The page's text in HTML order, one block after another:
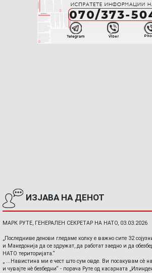
ИЗЈАВА НА ДЕНОТ
МАРК РУТЕ, ГЕНЕРАЛЕН СЕКРЕТАР НА НАТО, 03.03.2026
„Последниве денови гледаме колку е важно сите 32
и Македонија да се здружат, да работат заедно и да
НАТО територијата.“
„ ...Навистина ми е чест што сум овде. Ви посакувам сè
и чувајте нè безбедни“ - порача Руте од касарната